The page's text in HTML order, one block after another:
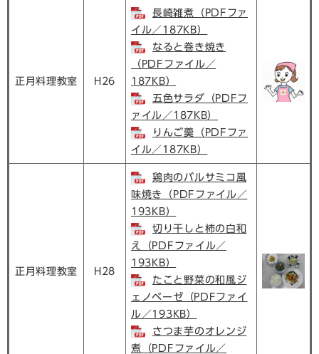
正月料理教室 H26
長崎雑煮（PDFファ
イル／187KB）
なると巻き焼き
（PDFファイル／
187KB）
五色サラダ（PDFフ
ァイル／187KB）
りんご羹（PDFファ
イル／187KB）
正月料理教室 H28
鶏肉のバルサミコ風
味焼き（PDFファイル／
193KB）
切り干しと柿の白和
え（PDFファイル／
193KB）
たこと野菜の和風ジ
ェノベーゼ（PDFファイ
ル／193KB）
さつま芋のオレンジ
煮（PDFファイル／